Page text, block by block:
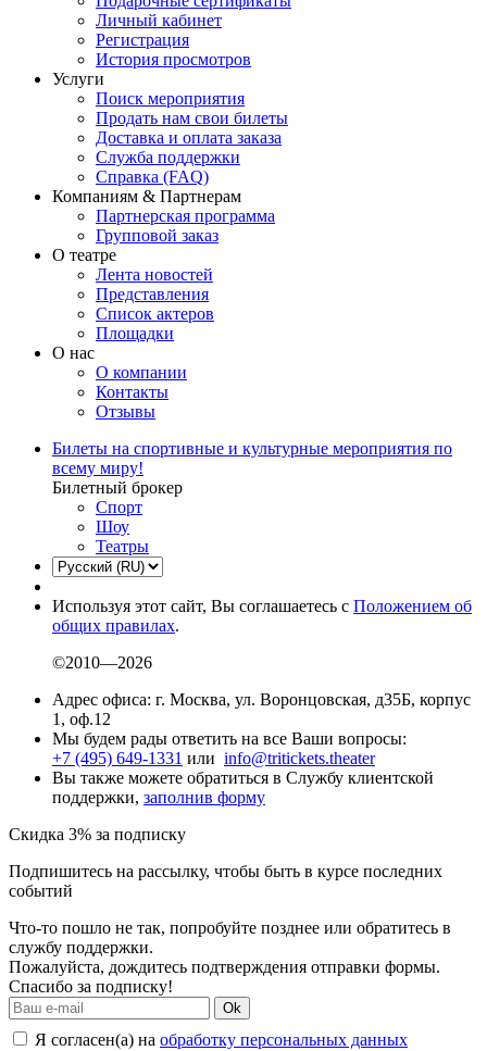
Личный кабинет
Регистрация
История просмотров
Услуги
Поиск мероприятия
Продать нам свои билеты
Доставка и оплата заказа
Служба поддержки
Справка (FAQ)
Компаниям & Партнерам
Партнерская программа
Групповой заказ
О театре
Лента новостей
Представления
Список актеров
Площадки
О нас
О компании
Контакты
Отзывы
Билеты на спортивные и культурные мероприятия по
всему миру!
Билетный брокер
Спорт
Шоу
Театры
Используя этот сайт, Вы соглашаетесь с Положением об
общих правилах.
©2010—2026
Адрес офиса: г. Москва, ул. Воронцовская, д35Б, корпус
1, оф.12
Мы будем рады ответить на все Ваши вопросы:
+7 (495) 649-1331 или info@tritickets.theater
Вы также можете обратиться в Службу клиентской
поддержки, заполнив форму
Скидка 3% за подписку
Подпишитесь на рассылку, чтобы быть в курсе последних
событий
Что-то пошло не так, попробуйте позднее или обратитесь в
службу поддержки.
Пожалуйста, дождитесь подтверждения отправки формы.
Спасибо за подписку!
Ok
Я согласен(а) на обработку персональных данных